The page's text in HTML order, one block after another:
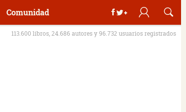
Comunidad
113.600 libros, 24.686 autores y 96.732 usuarios registrados